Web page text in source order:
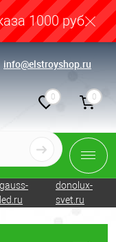
1000 руб.
info@elstroyshop.ru
0 0
gauss-
led.ru
donolux-
svet.ru